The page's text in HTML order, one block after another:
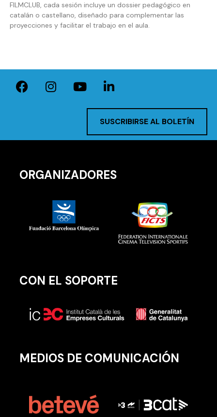
FILMCLUB, cada sesión incluye un dossier pedagógico en
catalán o castellano, diseñado para complementar las
proyecciones y facilitar el trabajo en el aula.
SUSCRIBIRSE AL BOLETÍN
ORGANIZADORES
CON EL SOPORTE
MEDIOS DE COMUNICACIÓN